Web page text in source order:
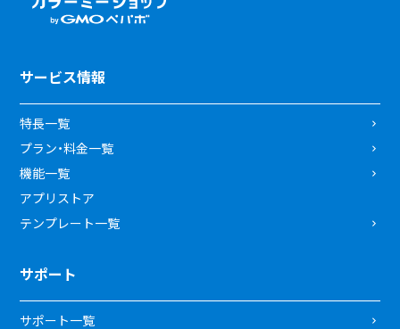
サービス情報
特長一覧
プラン・料金一覧
機能一覧
アプリストア
テンプレート一覧
サポート
サポート一覧